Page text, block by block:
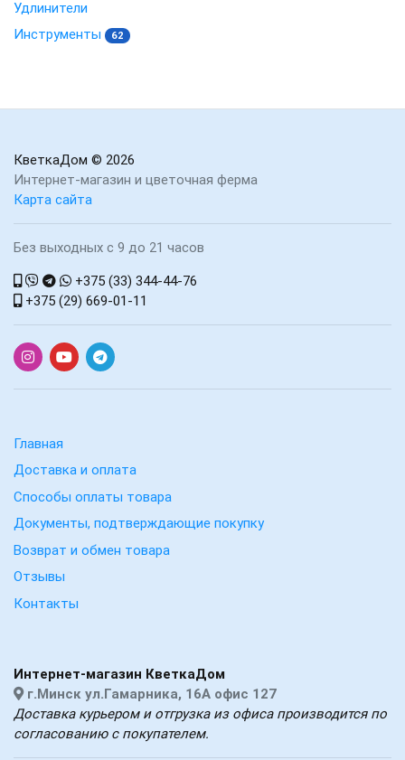
Удлинители
Инструменты
62
КветкаДом © 2026
Интернет-магазин и цветочная ферма
Карта сайта
Без выходных с 9 до 21 часов
+375 (33) 344-44-76
+375 (29) 669-01-11
Главная
Доставка и оплата
Способы оплаты товара
Документы, подтверждающие покупку
Возврат и обмен товара
Отзывы
Контакты
Интернет-магазин КветкаДом
г.Минск ул.Гамарника, 16А офис 127
Доставка курьером и отгрузка из офиса производится по
согласованию с покупателем.